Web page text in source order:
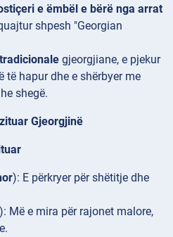
e ëmbël e bërë nga arrat
shpesh "Georgian
tradicionale gjeorgjiane, e pjekur
të hapur dhe e shërbyer me
shegë.
Gjeorgjinë
): E përkryer për shëtitje dhe
): Më e mira për rajonet malore,